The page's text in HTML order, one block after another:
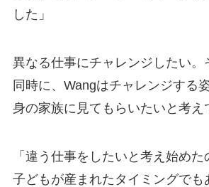
した」
異なる仕事にチャレンジしたい。
同時に、Wangはチャレンジする
身の家族に見てもらいたいと考え
「違う仕事をしたいと考え始め
子どもが産まれたタイミングでも